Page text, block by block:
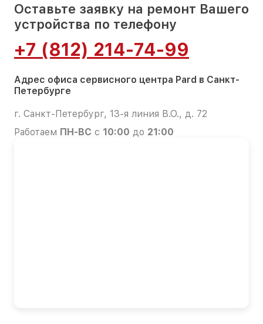
Оставьте заявку на ремонт Вашего
устройства по телефону
+7 (812) 214-74-99
Адрес офиса сервисного центра Pard в Санкт-
Петербурге
г. Санкт-Петербург, 13-я линия В.О., д. 72
Работаем ПН-ВС с 10:00 до 21:00